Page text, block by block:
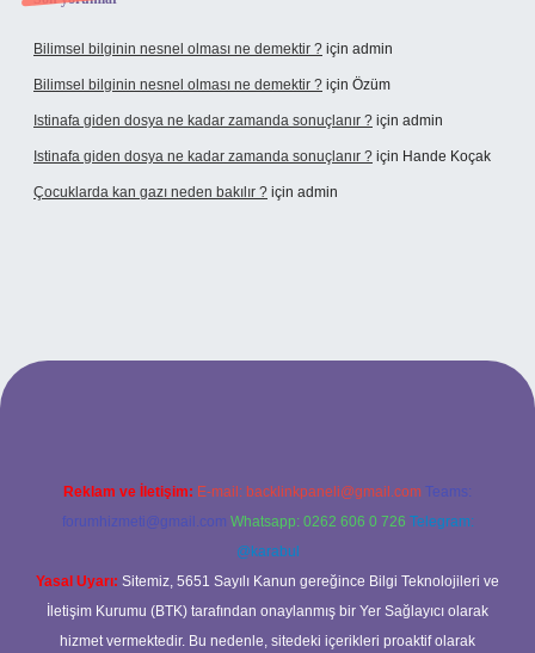
Bilimsel bilginin nesnel olması ne demektir ? için admin
Bilimsel bilginin nesnel olması ne demektir ? için Özüm
Istinafa giden dosya ne kadar zamanda sonuçlanır ? için admin
Istinafa giden dosya ne kadar zamanda sonuçlanır ? için Hande Koçak
Çocuklarda kan gazı neden bakılır ? için admin
Reklam ve İletişim: E-mail: backlinkpaneli@gmail.com Teams:
forumhizmeti@gmail.com Whatsapp: 0262 606 0 726 Telegram:
@karabul
Yasal Uyarı: Sitemiz, 5651 Sayılı Kanun gereğince Bilgi Teknolojileri ve
İletişim Kurumu (BTK) tarafından onaylanmış bir Yer Sağlayıcı olarak
hizmet vermektedir. Bu nedenle, sitedeki içerikleri proaktif olarak